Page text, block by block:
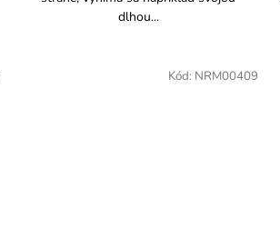
dlhou...
Kód: NRM00409